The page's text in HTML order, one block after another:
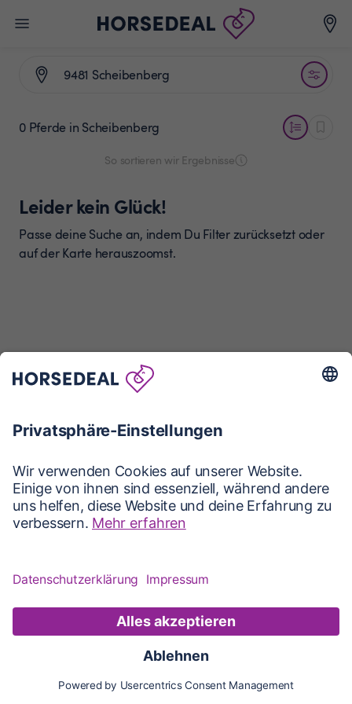
Karte Updates Konto
Karte
0 Pferde in Scheibenberg
So sortieren wir Ergebnisse
Leider kein Glück!
Passe deine Suche an, indem Du Filter zurücksetzt oder
auf der Karte herauszoomst.